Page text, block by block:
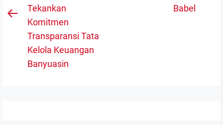
Previous
Tekankan
Komitmen
Transparansi Tata
Kelola Keuangan
Banyuasin
Babel